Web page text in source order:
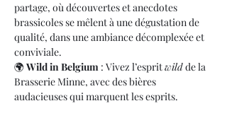
partage, où découvertes et anecdotes
brassicoles se mêlent à une dégustation de
qualité, dans une ambiance décomplexée et
conviviale.
🌍 Wild in Belgium : Vivez l’esprit wild de la
Brasserie Minne, avec des bières
audacieuses qui marquent les esprits.